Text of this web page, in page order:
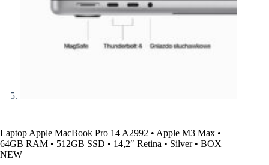
Laptop Apple MacBook Pro 14 A2992 • Apple M3 Max •
64GB RAM • 512GB SSD • 14,2″ Retina • Silver • BOX
NEW